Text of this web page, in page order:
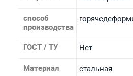
способ
производства
ГОСТ / ТУ Нет
Материал стальная